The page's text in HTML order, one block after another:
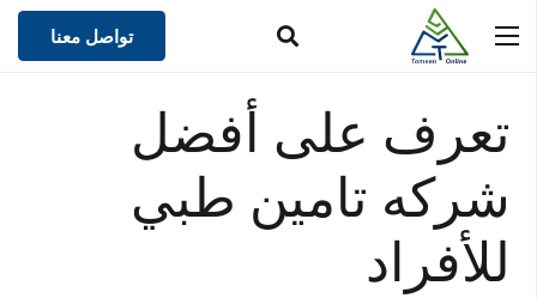
تواصل معنا
تعرف على أفضل
شركه تامين طبي
للأفراد